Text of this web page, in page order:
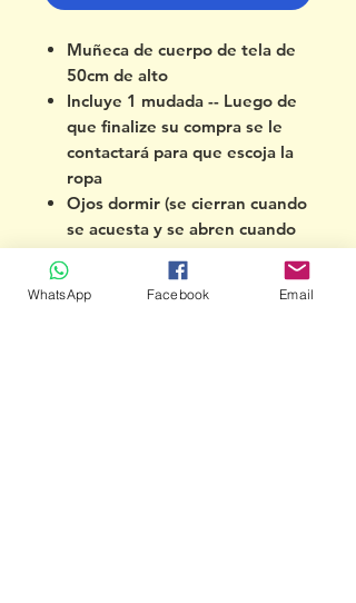
Muñeca de cuerpo de tela de
50cm de alto
Incluye 1 mudada -- Luego de
que finalize su compra se le
contactará para que escoja la
ropa
Ojos dormir (se cierran cuando
se acuesta y se abren cuando
se levanta)
Empaque en bolsa plástica
transparente
WhatsApp Facebook Email